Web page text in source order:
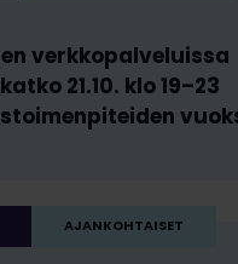
verkkopalveluissa
21.10. klo 19–23
AJANKOHTAISET